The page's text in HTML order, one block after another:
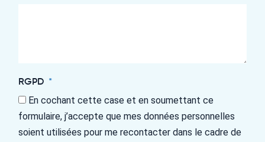
RGPD
En cochant cette case et en soumettant ce
formulaire, j’accepte que mes données personnelles
soient utilisées pour me recontacter dans le cadre de